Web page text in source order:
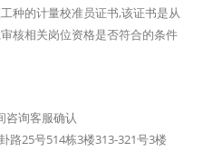
种的计量校准员证书,该证书是从
核相关岗位资格是否符合的条件
咨询客服确认
路25号514栋3楼313-321号3楼